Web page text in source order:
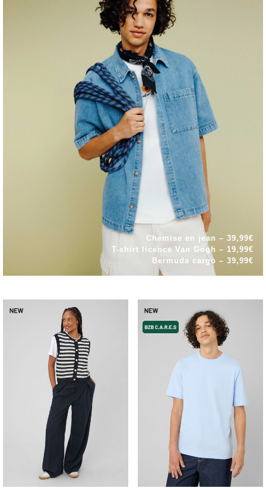
Chemise en jean – 39,99€
T-shirt licence Van Gogh – 19,99€
Bermuda cargo – 39,99€